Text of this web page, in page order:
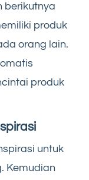
berikutnya
produk
orang lain.
produk
untuk
Kemudian